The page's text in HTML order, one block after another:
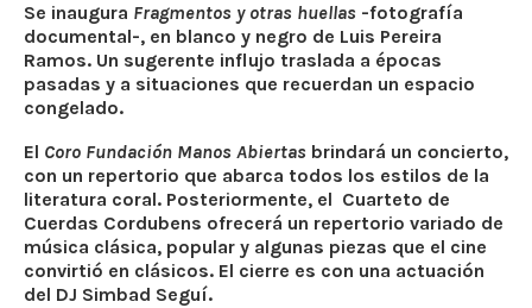
Se inaugura Fragmentos y otras huellas -fotografía
documental-, en blanco y negro de Luis Pereira
Ramos. Un sugerente influjo traslada a épocas
pasadas y a situaciones que recuerdan un espacio
congelado.
El Coro Fundación Manos Abiertas brindará un concierto,
con un repertorio que abarca todos los estilos de la
literatura coral. Posteriormente, el Cuarteto de
Cuerdas Cordubens ofrecerá un repertorio variado de
música clásica, popular y algunas piezas que el cine
convirtió en clásicos. El cierre es con una actuación
del DJ Simbad Seguí.